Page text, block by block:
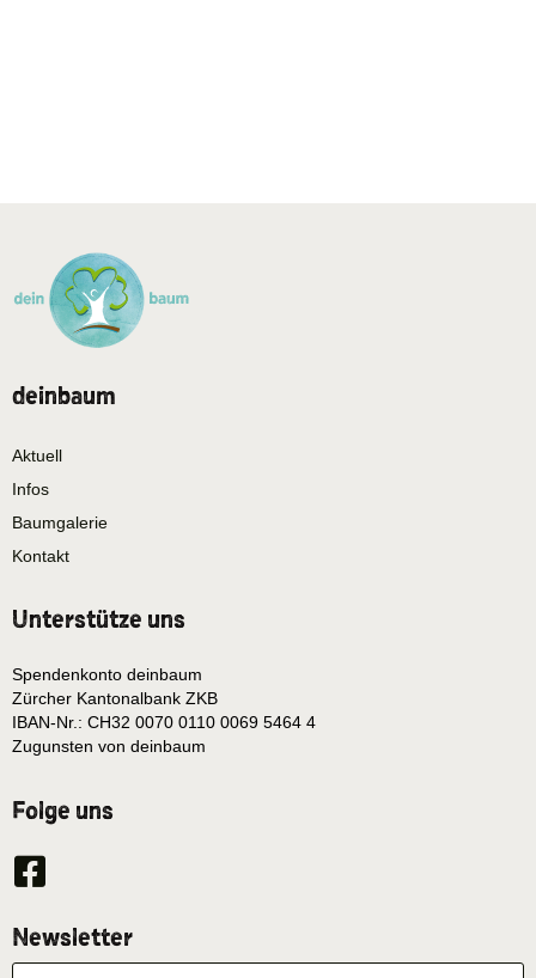
deinbaum
Aktuell
Infos
Baumgalerie
Kontakt
Unterstütze uns
Spendenkonto deinbaum
Zürcher Kantonalbank ZKB
IBAN-Nr.: CH32 0070 0110 0069 5464 4
Zugunsten von deinbaum
Folge uns
Newsletter